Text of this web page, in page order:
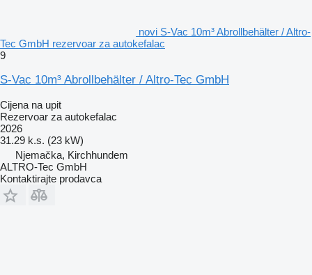
novi S-Vac 10m³ Abrollbehälter / Altro-
Tec GmbH rezervoar za autokefalac
9
S-Vac 10m³ Abrollbehälter / Altro-Tec GmbH
Cijena na upit
Rezervoar za autokefalac
2026
31.29 k.s. (23 kW)
Njemačka, Kirchhundem
ALTRO-Tec GmbH
Kontaktirajte prodavca